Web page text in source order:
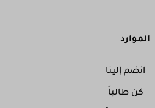
الموارد
انضم إلينا
كن طالباً